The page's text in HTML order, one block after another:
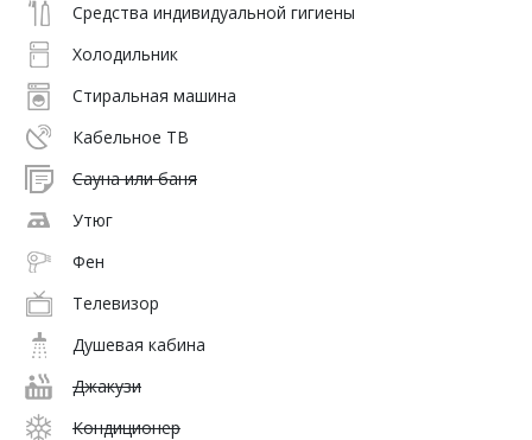
Средства индивидуальной гигиены
Холодильник
Стиральная машина
Кабельное ТВ
Сауна или баня
Утюг
Фен
Телевизор
Душевая кабина
Джакузи
Кондиционер